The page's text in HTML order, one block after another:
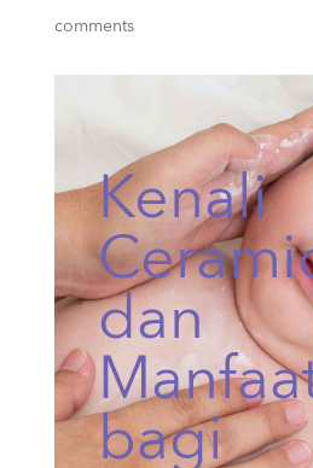
comments
Kenali
dan
bagi